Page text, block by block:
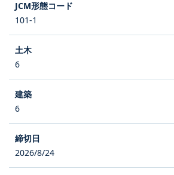
101-1
6
6
2026/8/24